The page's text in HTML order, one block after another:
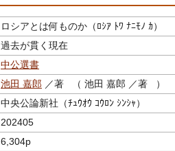
ロシアとは何ものか（ﾛｼｱ ﾄﾜ ﾅﾆﾓﾉ ｶ）
過去が貫く現在
中公選書
池田 嘉郎 ／著 （ 池田 嘉郎 ／著 ）
中央公論新社（ﾁｭｳｵｳ ｺｳﾛﾝ ｼﾝｼｬ）
202405
6,304p